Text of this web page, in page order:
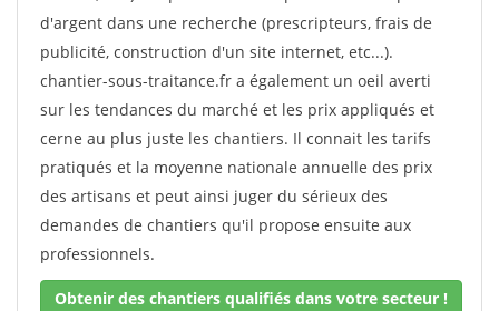
d'argent dans une recherche (prescripteurs, frais de
publicité, construction d'un site internet, etc...).
chantier-sous-traitance.fr a également un oeil averti
sur les tendances du marché et les prix appliqués et
cerne au plus juste les chantiers. Il connait les tarifs
pratiqués et la moyenne nationale annuelle des prix
des artisans et peut ainsi juger du sérieux des
demandes de chantiers qu'il propose ensuite aux
professionnels.
Obtenir des chantiers qualifiés dans votre secteur !